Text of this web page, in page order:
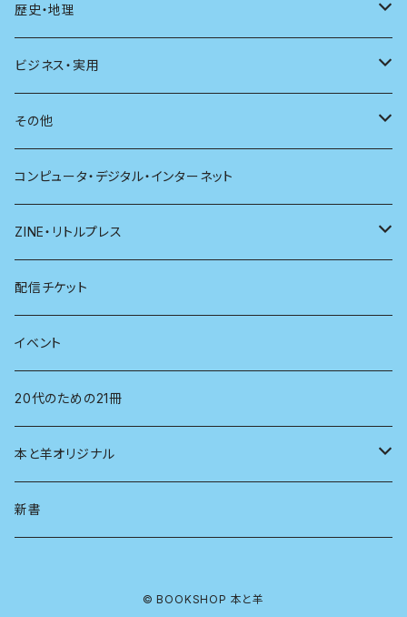
現代思想
新潮
別冊太陽
自然
科学
社会
哲学
医学
看護学
心理学
経営学
言語学
法律
人類学
電子版（EPub）
電子版（PDF）
歴史・地理
歴史
地理
ビジネス・実用
雷鳥社辞典シリーズ
その他
珈琲
雑貨
コンピュータ・デジタル・インターネット
ZINE・リトルプレス
電子版（EPub）
電子版（PDF）
配信チケット
イベント
20代のための21冊
本と羊オリジナル
アロマスプレー
新書
© BOOKSHOP 本と羊